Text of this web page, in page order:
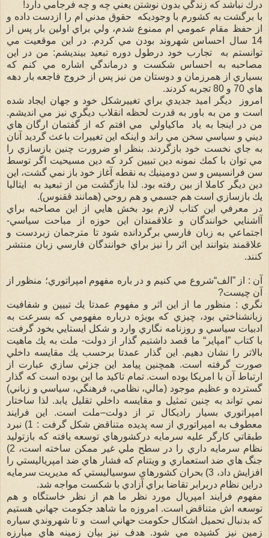
درك نباشد كه زندگي بدون نوشتن يعني چه و چه فرجامي دارد!
با برگشت به كشورم با وجوديكه حقوق مدني ام را ازدست داده و
از حفظ مقام عمومي ام ممنوع شدم، ولي براي اولين بار پس از
14 سال احساس شهروند بودن مي كردم. در اين موقعيت مي
توانستم به تجارب خود درطول دوره تبعيد بينديشم: من در اين
مصاحبه به احساس شكست و درماندگي اشاره مي كنم كه
بسياري از همرزمان و دوستان من نيز پس از خروج فاجعه بار دهه
هاي 70 و 80 تجربه كردند.
امروز ديگر اميد جديدي براي تغييرشكل خود و جهان ايجاد شده
است و من به باور به قدرت لحظه انقلاب ديگري نيز مي انديشم.
من در اينجا به ياد ماكياولي مي افتم كه از گفتمان ارگان هاي
ديني و سياسي سخن مي راند و اينكه اين تغييرات باعث گرديد آنان
به جاي نخست خود بازگردند. بنظر او ضرورت چنين بازسازي را
مي توان با كمك نمونه دين تبيين كرد كه دين مسيحيت اگر توسط
سن فرانسيس و سن دومينيك به نقطه آغاز خود باز نمي گشت، اين
دين ديگر كاملا از بين رفته بود. لذا بازگشت من از تبعيد به ايتاليا
يك بازسازي است هم جسمي و هم روحي (همانند ققنوس).
در معرفي اين كتاب لازم بود بخش هايي از اين مصاحبه براي
آاشنايي خوانندگان و علاقمندان اين حوزه از مباحت سياسي-
اجتماعي به زبان فارسي برگردانده شود تا مترجمان زبردست و
علاقمند بتوانند اين اثر را نيز براي خوانندگان فارسي زبان منتشر
كنند.
آن : از ”الف“شروع مي كنيم و در باره مفهوم امپراتوري؛ منظور از
آن چيست?
نگري : منظور ما از اين اثر و مفهوم عمدتا يك تبيين و شفافيت
زبانشناختي بود، چيزي كه بويژه درباره مفهومي كه بسرعت به
ادبيات سياسي و روزنامه نگاري وارد و شكل ايستايي بخود گرفت.
با كتاب ”امپاير“ ما قصد داشتيم گذار از دولت- ملت به يك ماهيت
بالاتر را نشان دهيم. اين گذار عمدتا برحسب يك مقايسه داخلي
صورت گرفته است. همچنين پيامد اين جزئي سازي عبارت از
ارتباط آن با امريكا بوده است. تمام تاكيد ما اين بوده است كه گذار
گسترده و عظيم موجود (مالي، نظامي، فرهنگي، سياسي و زباني)
نمي تواند به چنين تمثيل و مقايسه داخلي تقليل يابد. لذا ساختار
امپراتوري بسيار راديكال تر از دولت–ملت است. اين فرايند
معطوف به امپراتوري از سه پديده متناقض شكل گرفت : 1) نبرد
طبقاتي كارگر عليه سرمايه دركشورهاي توسعه يافته كه بازتوليد
نظام سرمايه داري را در سطح ملي غير ممكن ساخته است، 2)
جنگ هاي ضد استعماري و ويتنام كه فشار هاي ضد امپرياليستي را
افزايش داد، 3) بحران كشورهاي سوسياليستي كه مديريت سرمايه
دراين نظام دربرابر تقاضا براي آزادي با شكست مواجه شد.
مفهوم فرايند امپريال مورد نظر ما هم از نظر خاستگاه و هم
توسعه اش متناقض است. امروزه ما شاهد جكومت جهاني هستيم
كه بدنبال تحميل اشكال حكومت حهاني است و تا شهروندي سياره
زمين نيز كشيده مي شود. هدف نيز بيان زمينه هاي مبارزه